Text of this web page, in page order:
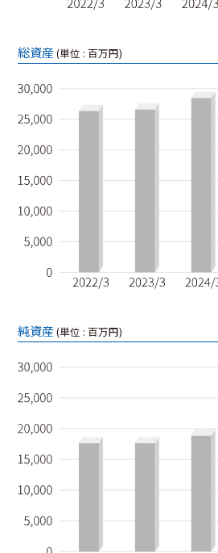
総資産(単位 : 百万円)
純資産(単位 : 百万円)